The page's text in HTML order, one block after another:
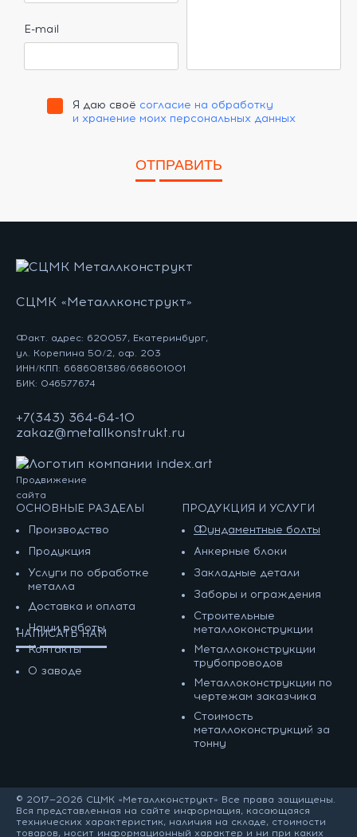
E-mail
Я даю своё согласие на обработку
и хранение моих персональных данных
ОТПРАВИТЬ
СЦМК «Металлконструкт»
Факт. адрес: 620057, Екатеринбург,
ул. Корепина 50/2, оф. 203
ИНН/КПП: 6686081386/668601001
БИК: 046577674
+7(343) 364-64-10
zakaz@metallkonstrukt.ru
Продвижение
сайта
ОСНОВНЫЕ РАЗДЕЛЫ
Производство
Продукция
Услуги по обработке
металла
Доставка и оплата
Наши работы
Контакты
О заводе
ПРОДУКЦИЯ И УСЛУГИ
Фундаментные болты
Анкерные блоки
Закладные детали
Заборы и ограждения
Строительные
металлоконструкции
Металлоконструкции
трубопроводов
Металлоконструкции по
чертежам заказчика
Cтоимость
металлоконструкций за
тонну
НАПИСАТЬ НАМ
© 2017—2026 СЦМК «Металлконструкт» Все права защищены.
Вся представленная на сайте информация, касающаяся
технических характеристик, наличия на складе, стоимости
товаров, носит информационный характер и ни при каких